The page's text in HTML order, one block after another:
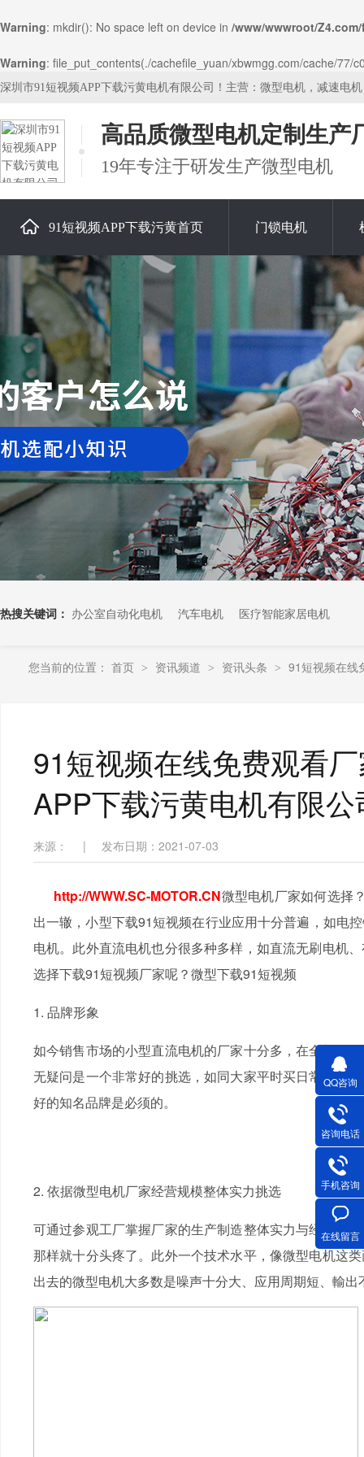
Warning: mkdir(): No space left on device in /www/wwwroot/
Warning: file_put_contents(./cachefile_yuan/xbwmgg.com/cache/
深圳市91短视频APP下载污黄电机有限公司！主营：微型电机，减速电
高品质微型电机定制生产
19年专注于研发生产微型电机
91短视频APP下载污黄首页 门锁电机
关于91短视频APP下载污黄
热搜关键词： 办公室自动化电机 汽车电机 医疗智能家居电机
您当前的位置： 首页 > 资讯频道 > 资讯头条 > 91短视频在线
91短视频在线免费观看
APP下载污黄电机有限公
来源： | 发布日期：2021-07-03
http://WWW.SC-MOTOR.CN微型电机厂家如何选择
出一辙，小型下载91短视频在行业应用十分普遍，如电
电机。此外直流电机也分很多种多样，如直流无刷电机
选择下载91短视频厂家呢？微型下载91短视频
1. 品牌形象
如今销售市场的小型直流电机的厂家十分多，在全部销
无疑问是一个非常好的挑选，如同大家平时买日常用具
好的知名品牌是必须的。
2. 依据微型电机厂家经营规模整体实力挑选
可通过参观工厂掌握厂家的生产制造整体实力与经营规
那样就十分头疼了。此外一个技术水平，像微型电机这
出去的微型电机大多数是噪声十分大、应用周期短、輸出
QQ咨询
咨询电话
手机咨询
在线留言